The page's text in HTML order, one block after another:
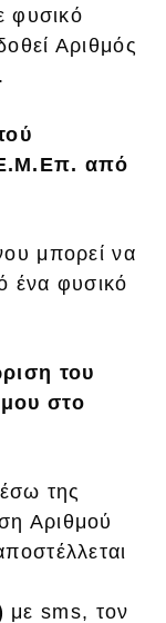
φυσικό
Αριθμός
από
μπορεί να
ένα φυσικό
του
στο
της
Αριθμού
με sms, τον